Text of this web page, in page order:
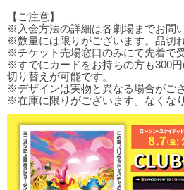
【ご注意】
※入会方法の詳細は各劇場までお問
※数量には限りがございます。品切
※チケット売場窓口のみにて先着で
※すでにカードをお持ちの方も300
切り替えが可能です。
※デザインは実物と異なる場合がご
※在庫に限りがございます。なくな